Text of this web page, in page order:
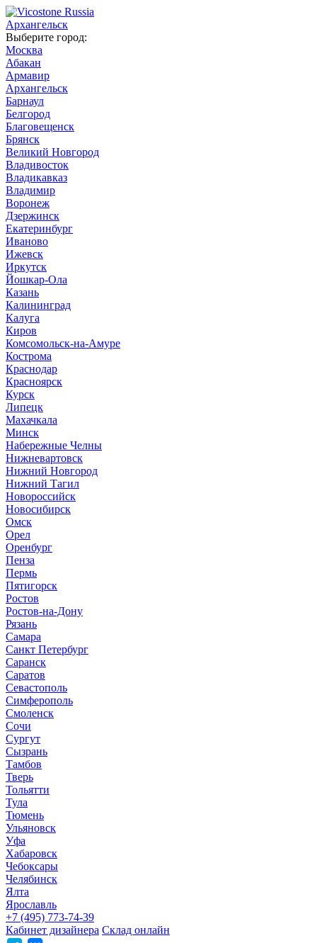
Архангельск
Выберите город:
Москва
Абакан
Армавир
Архангельск
Барнаул
Белгород
Благовещенск
Брянск
Великий Новгород
Владивосток
Владикавказ
Владимир
Воронеж
Дзержинск
Екатеринбург
Иваново
Ижевск
Иркутск
Йошкар-Ола
Казань
Калининград
Калуга
Киров
Комсомольск-на-Амуре
Кострома
Краснодар
Красноярск
Курск
Липецк
Махачкала
Минск
Набережные Челны
Нижневартовск
Нижний Новгород
Нижний Тагил
Новороссийск
Новосибирск
Омск
Орел
Оренбург
Пенза
Пермь
Пятигорск
Ростов
Ростов-на-Дону
Рязань
Самара
Санкт Петербург
Саранск
Саратов
Севастополь
Симферополь
Смоленск
Сочи
Сургут
Сызрань
Тамбов
Тверь
Тольятти
Тула
Тюмень
Ульяновск
Уфа
Хабаровск
Чебоксары
Челябинск
Ялта
Ярославль
+7 (495) 773-74-39
Кабинет дизайнера Склад онлайн